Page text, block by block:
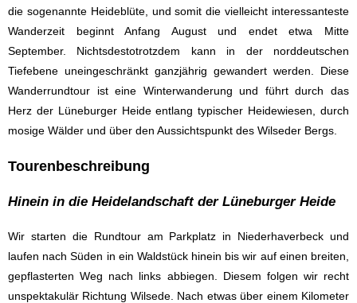
die sogenannte Heideblüte, und somit die vielleicht interessanteste
Wanderzeit beginnt Anfang August und endet etwa Mitte
September. Nichtsdestotrotzdem kann in der norddeutschen
Tiefebene uneingeschränkt ganzjährig gewandert werden. Diese
Wanderrundtour ist eine Winterwanderung und führt durch das
Herz der Lüneburger Heide entlang typischer Heidewiesen, durch
mosige Wälder und über den Aussichtspunkt des Wilseder Bergs.
Tourenbeschreibung
Hinein in die Heidelandschaft der Lüneburger Heide
Wir starten die Rundtour am Parkplatz in Niederhaverbeck und
laufen nach Süden in ein Waldstück hinein bis wir auf einen breiten,
gepflasterten Weg nach links abbiegen. Diesem folgen wir recht
unspektakulär Richtung Wilsede. Nach etwas über einem Kilometer